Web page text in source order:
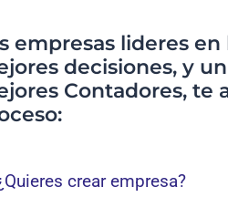
empresas lideres
decisiones, y
Contadores, te
crear empresa?